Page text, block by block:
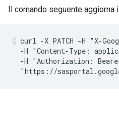
Il comando seguente
curl -X PATCH -H "X-
-H "Content-Type:
-H "Authorization:
"https://